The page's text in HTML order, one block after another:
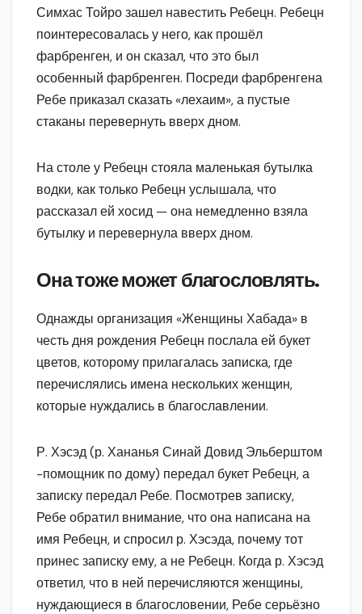
Симхас Тойро зашел навестить Ребецн. Ребецн
поинтересовалась у него, как прошёл
фарбренген, и он сказал, что это был
особенный фарбренген. Посреди фарбренгена
Ребе приказал сказать «лехаим», а пустые
стаканы перевернуть вверх дном.
На столе у Ребецн стояла маленькая бутылка
водки, как только Ребецн услышала, что
рассказал ей хосид — она немедленно взяла
бутылку и перевернула вверх дном.
Она тоже может благословлять.
Однажды организация «Женщины Хабада» в
честь дня рождения Ребецн послала ей букет
цветов, которому прилагалась записка, где
перечислялись имена нескольких женщин,
которые нуждались в благославлении.
Р. Хэсэд (р. Хананья Синай Довид Эльберштом
-помощник по дому) передал букет Ребецн, а
записку передал Ребе. Посмотрев записку,
Ребе обратил внимание, что она написана на
имя Ребецн, и спросил р. Хэсэда, почему тот
принес записку ему, а не Ребецн. Когда р. Хэсэд
ответил, что в ней перечисляются женщины,
нуждающиеся в благословении, Ребе серьёзно